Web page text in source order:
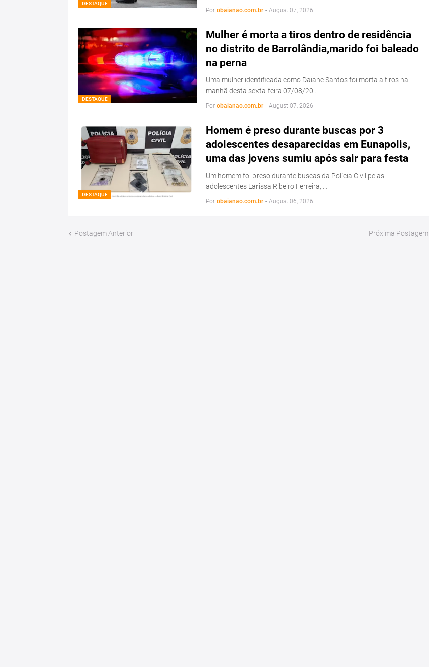
DESTAQUE
Por obaianao.com.br - August 07, 2026
DESTAQUE
Mulher é morta a tiros dentro de residência
no distrito de Barrolândia,marido foi baleado
na perna
Uma mulher identificada como Daiane Santos foi morta a tiros na
manhã desta sexta-feira 07/08/20…
Por obaianao.com.br - August 07, 2026
DESTAQUE
Homem é preso durante buscas por 3
adolescentes desaparecidas em Eunapolis,
uma das jovens sumiu após sair para festa
Um homem foi preso durante buscas da Polícia Civil pelas
adolescentes Larissa Ribeiro Ferreira, …
Por obaianao.com.br - August 06, 2026
Postagem Anterior Próxima Postagem